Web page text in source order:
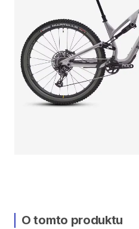
O tomto produktu